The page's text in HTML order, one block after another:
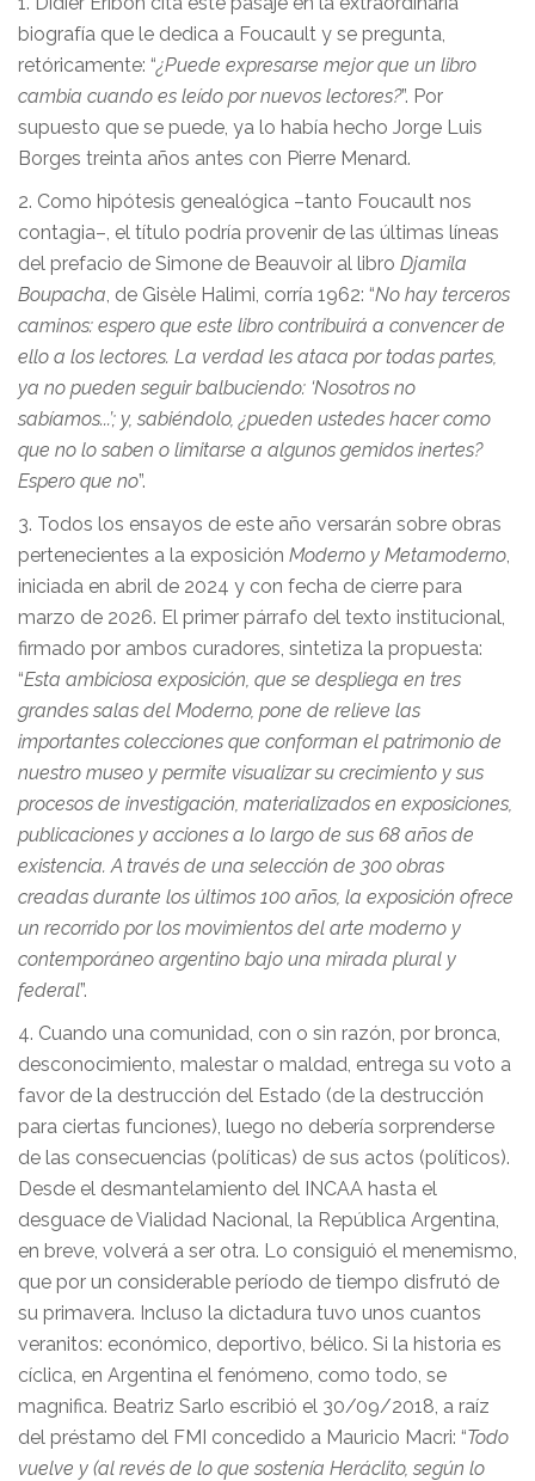
biografía que le dedica a Foucault y se pregunta,
retóricamente: “¿Puede expresarse mejor que un libro
cambia cuando es leído por nuevos lectores?”. Por
supuesto que se puede, ya lo había hecho Jorge Luis
Borges treinta años antes con Pierre Menard.
2. Como hipótesis genealógica –tanto Foucault nos
contagia–, el título podría provenir de las últimas líneas
del prefacio de Simone de Beauvoir al libro Djamila
Boupacha , de Gisèle Halimi, corría 1962: “No hay terceros
caminos: espero que este libro contribuirá a convencer de
ello a los lectores. La verdad les ataca por todas partes,
ya no pueden seguir balbuciendo: ‘Nosotros no
sabíamos...’; y, sabiéndolo, ¿pueden ustedes hacer como
que no lo saben o limitarse a algunos gemidos inertes?
Espero que no”.
3. Todos los ensayos de este año versarán sobre obras
pertenecientes a la exposición Moderno y Metamoderno
iniciada en abril de 2024 y con fecha de cierre para
marzo de 2026. El primer párrafo del texto institucional,
firmado por ambos curadores, sintetiza la propuesta:
“Esta ambiciosa exposición, que se despliega en tres
grandes salas del Moderno, pone de relieve las
importantes colecciones que conforman el patrimonio de
nuestro museo y permite visualizar su crecimiento y sus
procesos de investigación, materializados en exposiciones,
publicaciones y acciones a lo largo de sus 68 años de
existencia. A través de una selección de 300 obras
creadas durante los últimos 100 años, la exposición ofrece
un recorrido por los movimientos del arte moderno y
contemporáneo argentino bajo una mirada plural y
federal”.
4. Cuando una comunidad, con o sin razón, por bronca,
desconocimiento, malestar o maldad, entrega su voto a
favor de la destrucción del Estado (de la destrucción
para ciertas funciones), luego no debería sorprenderse
de las consecuencias (políticas) de sus actos (políticos).
Desde el desmantelamiento del INCAA hasta el
desguace de Vialidad Nacional, la República Argentina,
en breve, volverá a ser otra. Lo consiguió el menemismo,
que por un considerable período de tiempo disfrutó de
su primavera. Incluso la dictadura tuvo unos cuantos
veranitos: económico, deportivo, bélico. Si la historia es
cíclica, en Argentina el fenómeno, como todo, se
magnifica. Beatriz Sarlo escribió el 30/09/2018, a raíz
del préstamo del FMI concedido a Mauricio Macri: “Todo
vuelve y (al revés de lo que sostenía Heráclito, según lo